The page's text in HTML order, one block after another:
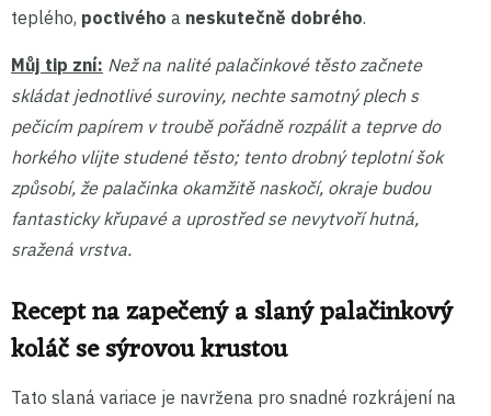
teplého, poctivého a neskutečně dobrého.
Můj tip zní: Než na nalité palačinkové těsto začnete
skládat jednotlivé suroviny, nechte samotný plech s
pečicím papírem v troubě pořádně rozpálit a teprve do
horkého vlijte studené těsto; tento drobný teplotní šok
způsobí, že palačinka okamžitě naskočí, okraje budou
fantasticky křupavé a uprostřed se nevytvoří hutná,
sražená vrstva.
Recept na zapečený a slaný palačinkový
koláč se sýrovou krustou
Tato slaná variace je navržena pro snadné rozkrájení na